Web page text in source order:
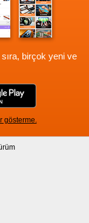
sıra, birçok yeni ve
gösterme.